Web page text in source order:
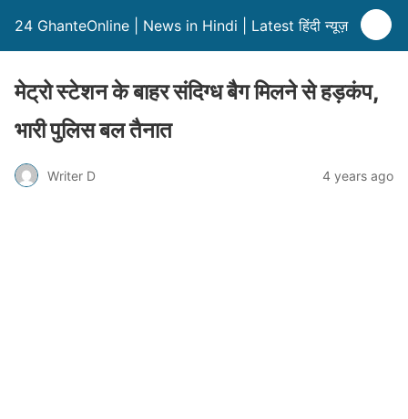
24 GhanteOnline | News in Hindi | Latest हिंदी न्यूज़
मेट्रो स्टेशन के बाहर संदिग्ध बैग मिलने से हड़कंप,
भारी पुलिस बल तैनात
Writer D 4 years ago